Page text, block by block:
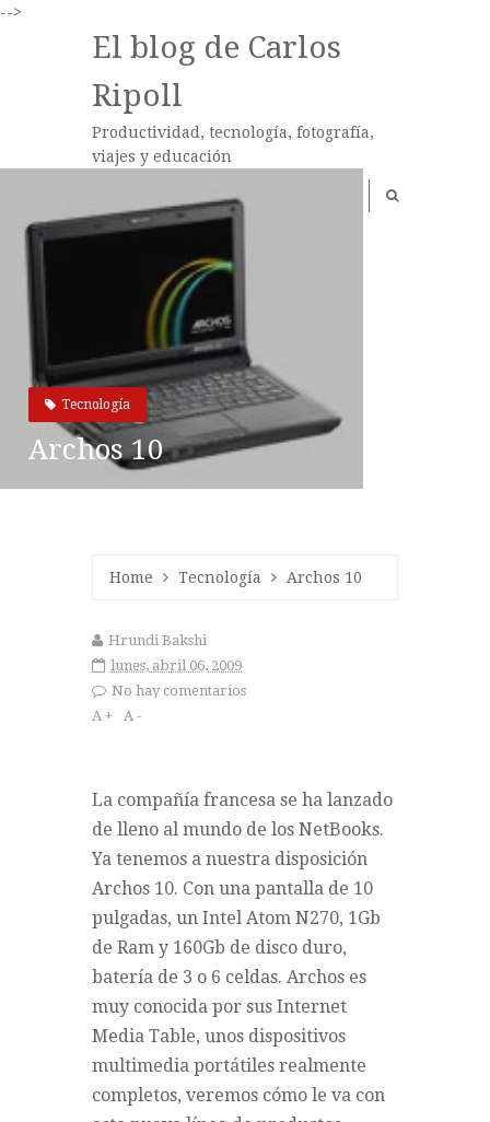
-->
El blog de Carlos
Ripoll
Productividad, tecnología, fotografía,
viajes y educación
Tecnología
Archos 10
Home Tecnología Archos 10
Hrundi Bakshi
lunes, abril 06, 2009
No hay comentarios
A +
A -
La compañía francesa se ha lanzado
de lleno al mundo de los NetBooks.
Ya tenemos a nuestra disposición
Archos 10. Con una pantalla de 10
pulgadas, un Intel Atom N270, 1Gb
de Ram y 160Gb de disco duro,
batería de 3 o 6 celdas. Archos es
muy conocida por sus Internet
Media Table, unos dispositivos
multimedia portátiles realmente
completos, veremos cómo le va con